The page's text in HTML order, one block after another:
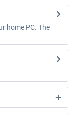
home PC. The